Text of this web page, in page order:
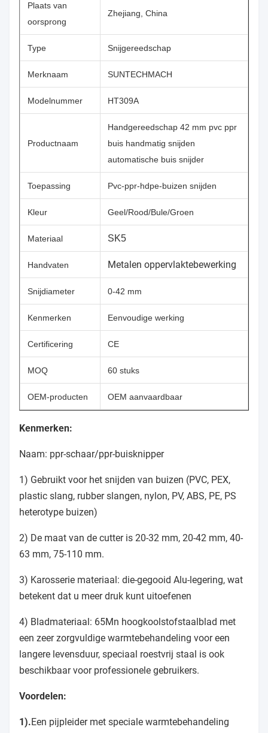
Plaats van
oorsprong
Zhejiang, China
Type Snijgereedschap
Merknaam SUNTECHMACH
Modelnummer HT309A
Productnaam
Handgereedschap 42 mm pvc ppr
buis handmatig snijden
automatische buis snijder
Toepassing Pvc-ppr-hdpe-buizen snijden
Kleur Geel/Rood/Bule/Groen
Materiaal SK5
Handvaten Metalen oppervlaktebewerking
Snijdiameter 0-42 mm
Kenmerken Eenvoudige werking
Certificering CE
MOQ 60 stuks
OEM-producten OEM aanvaardbaar
Kenmerken:
Naam: ppr-schaar/ppr-buisknipper
1) Gebruikt voor het snijden van buizen (PVC, PEX,
plastic slang, rubber slangen, nylon, PV, ABS, PE, PS
heterotype buizen)
2) De maat van de cutter is 20-32 mm, 20-42 mm, 40-
63 mm, 75-110 mm.
3) Karosserie materiaal: die-gegooid Alu-legering, wat
betekent dat u meer druk kunt uitoefenen
4) Bladmateriaal: 65Mn hoogkoolstofstaalblad met
een zeer zorgvuldige warmtebehandeling voor een
langere levensduur, speciaal roestvrij staal is ook
beschikbaar voor professionele gebruikers.
Voordelen:
1).Een pijpleider met speciale warmtebehandeling